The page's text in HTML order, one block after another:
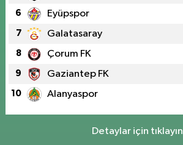
6 Eyüpspor
7 Galatasaray
8 Çorum FK
9 Gaziantep FK
10 Alanyaspor
Detaylar için tıklayın